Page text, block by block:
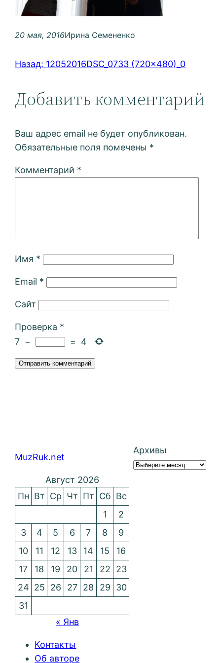
20 мая, 2016Ирина Семененко
Назад: 12052016DSC_0733 (720×480)_0
Добавить комментарий
Ваш адрес email не будет опубликован.
Обязательные поля помечены *
Комментарий *
Имя *
Email *
Сайт
Проверка *
7 − = 4
MuzRuk.net
Архивы
Август 2026
Пн Вт Ср Чт Пт Сб Вс
1
2
3
4 5 6 7 8
9
10
11 12 13 14 15
16
17
18 19 20 21 22
23
24 25 26 27 28 29
30
31
« Янв
Контакты
Об авторе